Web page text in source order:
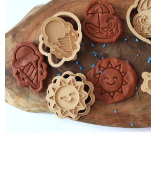
podľa
typu
Hračky
podľa
vlastností
Hračky
podľa
veku
hviezdičiek.